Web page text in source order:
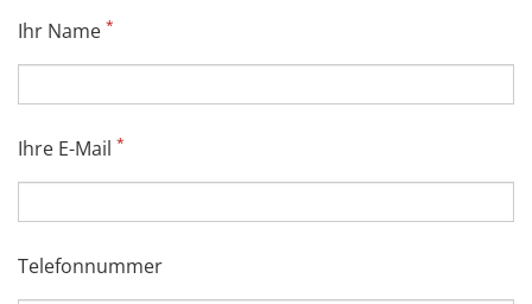
Ihr Name *
Ihre E-Mail *
Telefonnummer